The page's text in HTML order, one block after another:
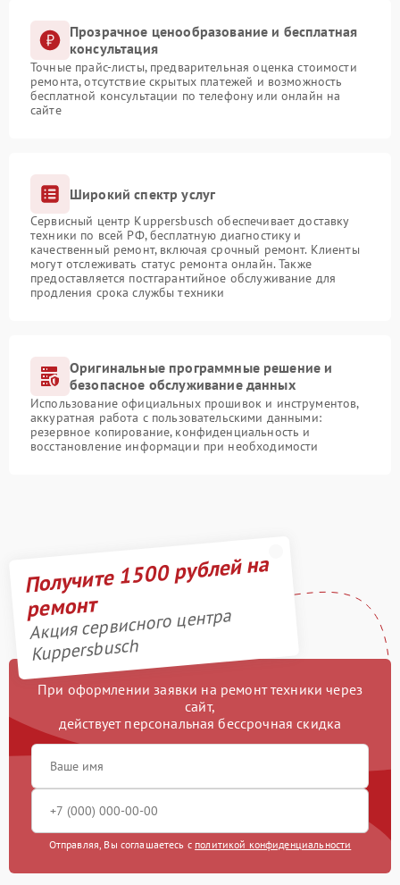
Прозрачное ценообразование и бесплатная
консультация
Точные прайс-листы, предварительная оценка стоимости
ремонта, отсутствие скрытых платежей и возможность
бесплатной консультации по телефону или онлайн на
сайте
Широкий спектр услуг
Сервисный центр Kuppersbusch обеспечивает доставку
техники по всей РФ, бесплатную диагностику и
качественный ремонт, включая срочный ремонт. Клиенты
могут отслеживать статус ремонта онлайн. Также
предоставляется постгарантийное обслуживание для
продления срока службы техники
Оригинальные программные решение и
безопасное обслуживание данных
Использование официальных прошивок и инструментов,
аккуратная работа с пользовательскими данными:
резервное копирование, конфиденциальность и
восстановление информации при необходимости
Получите 1500 рублей на
ремонт
Акция сервисного центра
Kuppersbusch
При оформлении заявки на ремонт техники через
сайт,
действует персональная бессрочная скидка
Отправляя, Вы соглашаетесь с политикой конфиденциальности